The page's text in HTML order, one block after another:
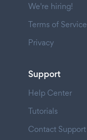
We're hiring!
Terms of Service
Privacy
Support
Help Center
Tutorials
Contact Support